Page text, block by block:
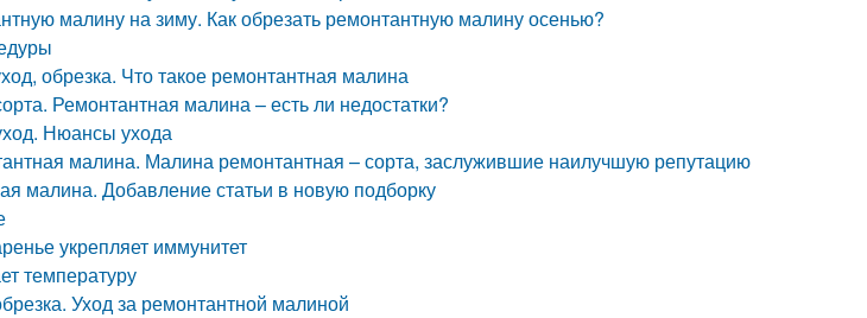
малину на зиму. Как обрезать ремонтантную малину осенью?
обрезка. Что такое ремонтантная малина
Ремонтантная малина – есть ли недостатки?
Нюансы ухода
малина. Малина ремонтантная – сорта, заслужившие наилучшую репутацию
малина. Добавление статьи в новую подборку
укрепляет иммунитет
температуру
Уход за ремонтантной малиной